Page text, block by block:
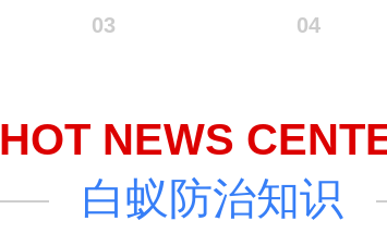
03 04
HOT NEWS
白蚁防治知识